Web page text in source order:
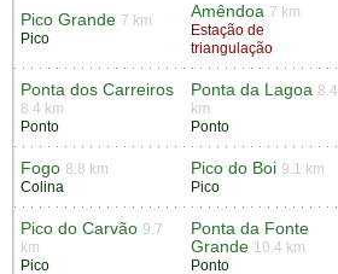
Pico Grande 7 km
Pico
Amêndoa 7 km
Estação de
triangulação
Ponta dos Carreiros
8.4 km
Ponto
Ponta da Lagoa 8.4
km
Ponto
Fogo 8.8 km
Colina
Pico do Boi 9.1 km
Pico
Pico do Carvão 9.7
km
Pico
Ponta da Fonte
Grande 10.4 km
Ponto